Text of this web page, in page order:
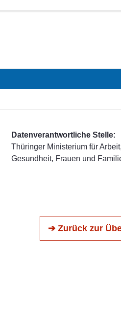
Datenverantwortliche Stelle:
Thüringer Ministerium für
Gesundheit, Frauen und
➔ Zurück zur